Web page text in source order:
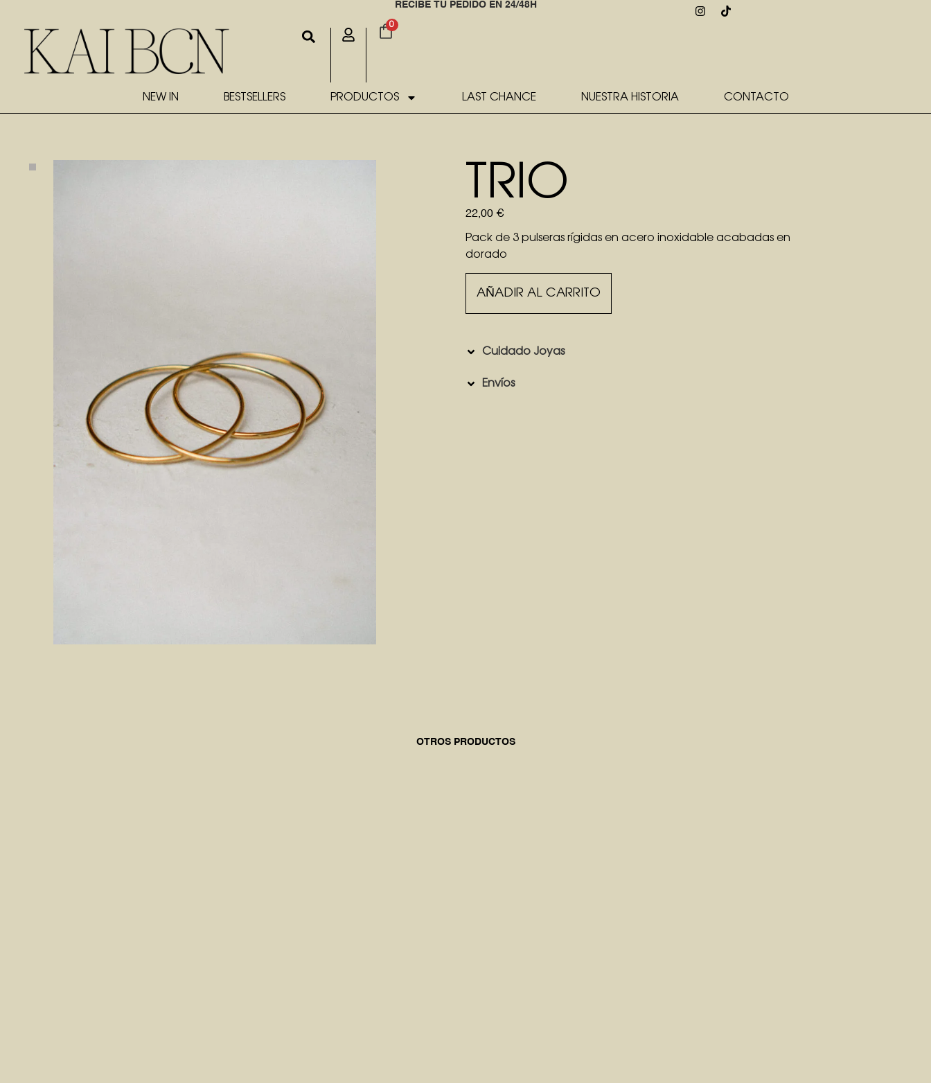
RECIBE TU PEDIDO EN 24/48H
0
NEW IN BESTSELLERS PRODUCTOS LAST CHANCE NUESTRA HISTORIA CONTACTO
TRIO
22,00 €
Pack de 3 pulseras rígidas en acero inoxidable acabadas en
dorado
AÑADIR AL CARRITO
Cuidado Joyas
Envíos
OTROS PRODUCTOS